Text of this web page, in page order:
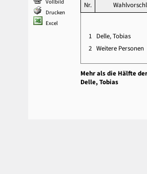
Vollbild
Drucken
Excel
Nr.
1 Delle, Tobias
2 Weitere Personen
Mehr als die Hälfte
Delle, Tobias